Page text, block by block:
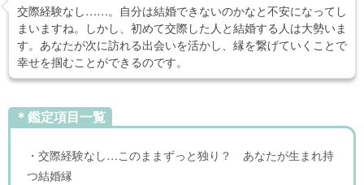
交際経験なし……。自分は結婚できないのかなと不安になってし
まいますね。しかし、初めて交際した人と結婚する人は大勢いま
す。あなたが次に訪れる出会いを活かし、縁を繋げていくことで
幸せを掴むことができるのです。
＊鑑定項目一覧
・交際経験なし…このままずっと独り？ あなたが生まれ持
つ結婚縁